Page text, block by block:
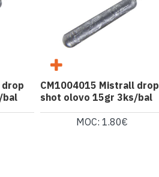
drop
bal
CM1004015 Mistrall drop
shot olovo 15gr 3ks/bal
MOC: 1.80€